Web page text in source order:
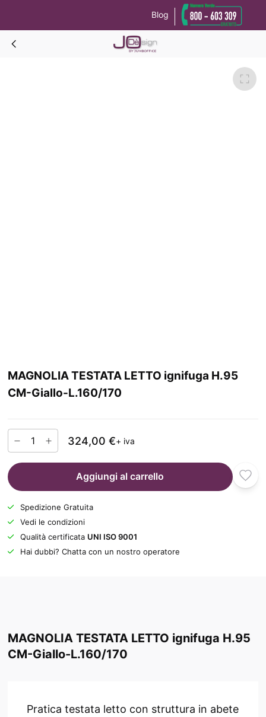
Blog
MAGNOLIA TESTATA LETTO ignifuga H.95
CM-Giallo-L.160/170
324,00 €+ iva
Aggiungi al carrello
Spedizione Gratuita
Vedi le condizioni
Qualità certificata UNI ISO 9001
Hai dubbi? Chatta con un nostro operatore
MAGNOLIA TESTATA LETTO ignifuga H.95
CM-Giallo-L.160/170
Pratica testata letto con struttura in abete
Informativa sulla raccolta
Le tue preferenze relative alla privacy